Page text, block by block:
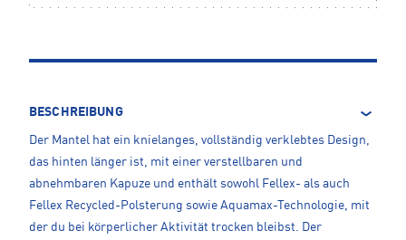
BESCHREIBUNG
Der Mantel hat ein knielanges, vollständig verklebtes Design,
das hinten länger ist, mit einer verstellbaren und
abnehmbaren Kapuze und enthält sowohl Fellex- als auch
Fellex Recycled-Polsterung sowie Aquamax-Technologie, mit
der du bei körperlicher Aktivität trocken bleibst. Der